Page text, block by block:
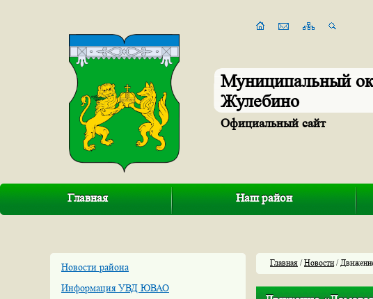
Муниципальный
Жулебино
Официальный сайт
Главная Наш район
Новости района
Информация УВД ЮВАО
Главная /Новости/